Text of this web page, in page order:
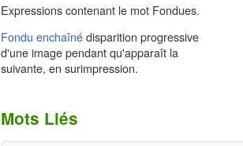
Expressions contenant le mot Fondues.
Fondu enchaînédisparition progressive
d'une image pendant qu'apparaît la
suivante, en surimpression.
Mots Liés